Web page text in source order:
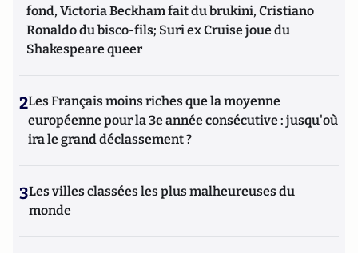
fond, Victoria Beckham fait du brukini, Cristiano
Ronaldo du bisco-fils; Suri ex Cruise joue du
Shakespeare queer
2Les Français moins riches que la moyenne
européenne pour la 3e année consécutive : jusqu'où
ira le grand déclassement ?
3Les villes classées les plus malheureuses du
monde